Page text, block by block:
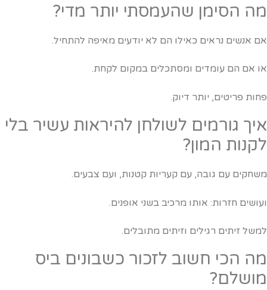
הסימן שהעמסתי יותר מדי?
אנשים נראים כאילו הם לא יודעים מאיפה להתחיל.
אם הם עומדים ומסתכלים במקום לקחת.
פריטים, יותר דיוק.
גורמים לשולחן להיראות עשיר בלי
המון?
עם גובה, עם קעריות קטנות, ועם צבעים.
חזרות: אותו מרכיב בשני אופנים.
זיתים רגילים וזיתים מתובלים.
הכי חשוב לזכור כשבונים ביס